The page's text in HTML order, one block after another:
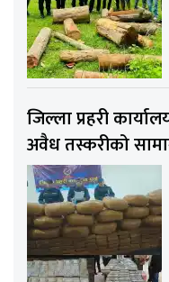
जिल्ला प्रहरी
अवैध तस्करीको